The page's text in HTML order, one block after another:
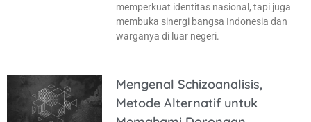
memperkuat identitas nasional, tapi juga
membuka sinergi bangsa Indonesia dan
warganya di luar negeri.
Mengenal Schizoanalisis,
Metode Alternatif untuk